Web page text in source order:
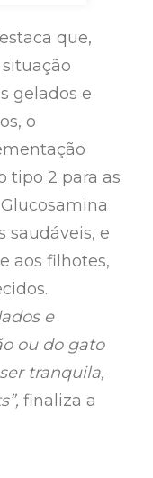
que,
gelados e
o
tipo 2 para as
saudáveis, e
aos filhotes,
e
ou do gato
tranquila,
finaliza a